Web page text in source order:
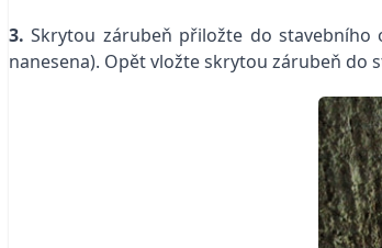
3. Skrytou zárubeň přiložte do
nanesena). Opět vložte skrytou zárubeň